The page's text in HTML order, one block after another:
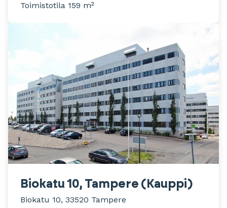
Toimistotila 159 m²
Biokatu 10, Tampere (Kauppi)
Biokatu 10, 33520 Tampere